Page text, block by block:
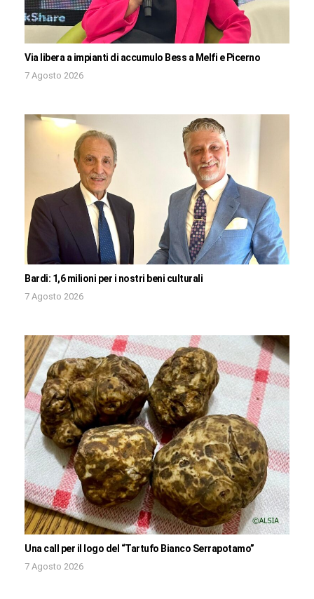
Via libera a impianti di accumulo Bess a Melfi e Picerno
7 Agosto 2026
Bardi: 1,6 milioni per i nostri beni culturali
7 Agosto 2026
Una call per il logo del “Tartufo Bianco Serrapotamo”
7 Agosto 2026